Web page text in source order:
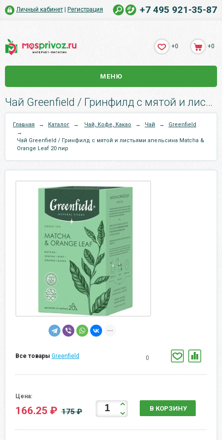
Личный кабинет Регистрация +7 495 921-35-87
+0 +0
МЕНЮ
Чай Greenfield / Гринфилд с мятой и листьями апельсина Matcha & Orange Leaf 20 пир.
Главная → Каталог → Чай, Кофе, Какао → Чай →
Greenfield
→
Чай Greenfield / Гринфилд с мятой и листьями апельсина Matcha &
Orange Leaf 20 пир
Все товары Greenfield 0
Цена:
166.25 ₽ 175 ₽ В КОРЗИНУ